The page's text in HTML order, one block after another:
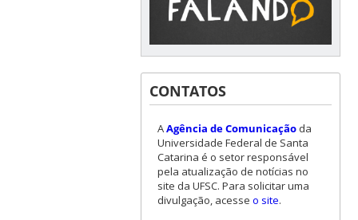
CONTATOS
AAgência de Comunicaçãoda
Universidade Federal de Santa
Catarina é o setor responsável
pela atualização de notícias no
site da UFSC. Para solicitar uma
divulgação, acesse o site.